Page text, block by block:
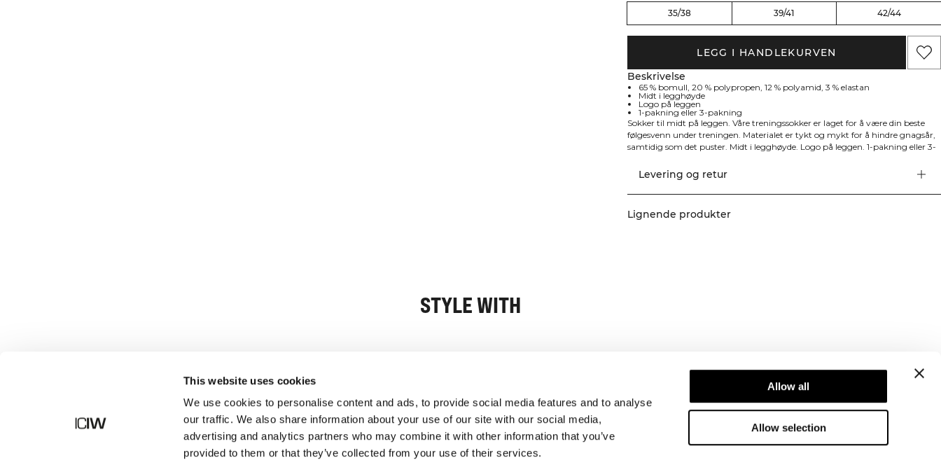
This website uses cookies
We use cookies to personalise content and ads, to provide social media features and to analyse
our traffic. We also share information about your use of our site with our social media,
advertising and analytics partners who may combine it with other information that you’ve
provided to them or that they’ve collected from your use of their services.
Allow all
Allow selection
35/38 39/41 42/44
LEGG I HANDLEKURVEN
Beskrivelse
65 % bomull, 20 % polypropen, 12 % polyamid, 3 % elastan
Midt i legghøyde
Logo på leggen
1-pakning eller 3-pakning
Sokker til midt på leggen. Våre treningssokker er laget for å være din beste
følgesvenn under treningen. Materialet er tykt og mykt for å hindre gnagsår,
samtidig som det puster. Midt i legghøyde. Logo på leggen. 1-pakning eller 3-
Levering og retur
Lignende produkter
STYLE WITH
Shop
Newsletter
Abonner på nyhetsbrevet vårt! Få eksklusive
tilbud, de siste nyhetene våre og mye mer.